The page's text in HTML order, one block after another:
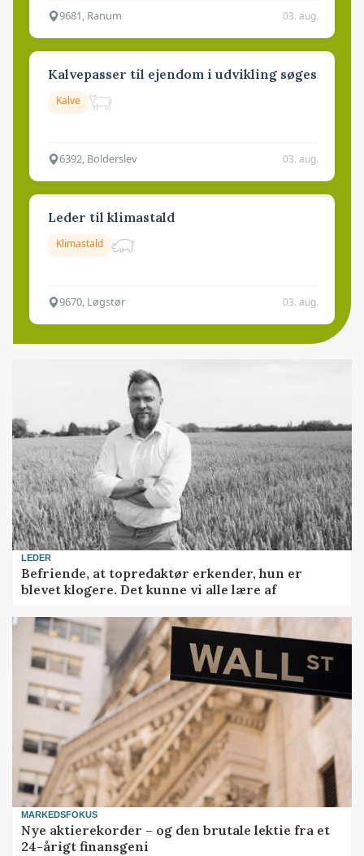
9681, Ranum 03. aug.
Kalvepasser til ejendom i udvikling søges
Kalve
6392, Bolderslev 03. aug.
Leder til klimastald
Klimastald
9670, Løgstør 03. aug.
LEDER
Befriende, at topredaktør erkender, hun er
blevet klogere. Det kunne vi alle lære af
MARKEDSFOKUS
Nye aktierekorder – og den brutale lektie fra et
24-årigt finansgeni